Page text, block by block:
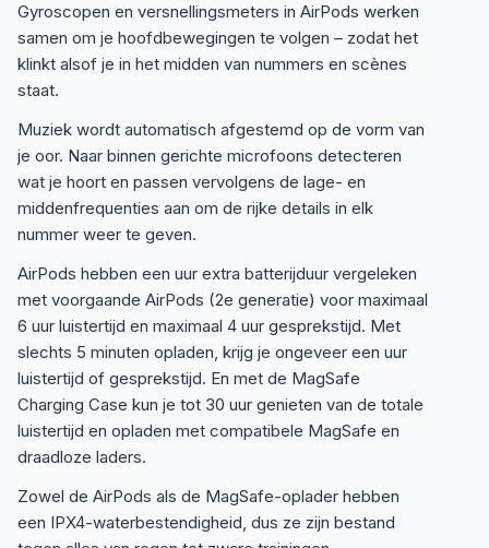
Gyroscopen en versnellingsmeters in AirPods werken
samen om je hoofdbewegingen te volgen – zodat het
klinkt alsof je in het midden van nummers en scènes
staat.
Muziek wordt automatisch afgestemd op de vorm van
je oor. Naar binnen gerichte microfoons detecteren
wat je hoort en passen vervolgens de lage- en
middenfrequenties aan om de rijke details in elk
nummer weer te geven.
AirPods hebben een uur extra batterijduur vergeleken
met voorgaande AirPods (2e generatie) voor maximaal
6 uur luistertijd en maximaal 4 uur gesprekstijd. Met
slechts 5 minuten opladen, krijg je ongeveer een uur
luistertijd of gesprekstijd. En met de MagSafe
Charging Case kun je tot 30 uur genieten van de totale
luistertijd en opladen met compatibele MagSafe en
draadloze laders.
Zowel de AirPods als de MagSafe-oplader hebben
een IPX4-waterbestendigheid, dus ze zijn bestand